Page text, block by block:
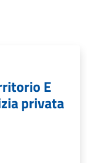
E
privata